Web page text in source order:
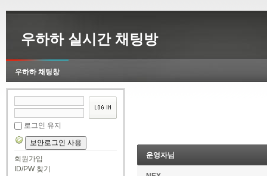
우하하 실시간 채팅방
우하하 채팅창
로그인 유지
보안로그인 사용
회원가입
ID/PW 찾기
운영자님